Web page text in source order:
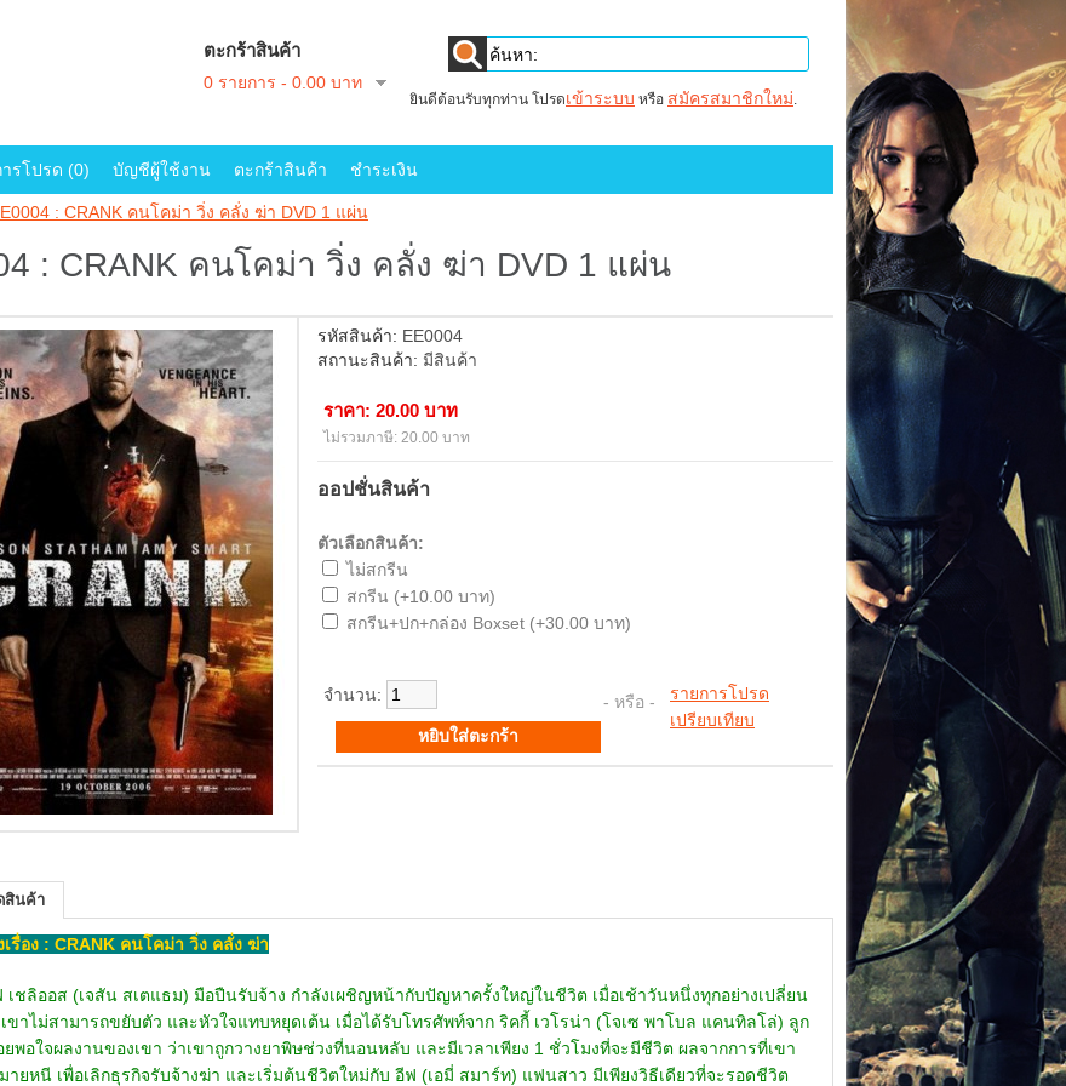
ตะกร้าสินค้า
0 รายการ - 0.00 บาท
ยินดีต้อนรับทุกท่าน โปรดเข้าระบบ หรือ สมัครสมาชิกใหม่.
รโปรด (0) บัญชีผู้ใช้งาน ตะกร้าสินค้า ชำระเงิน
: CRANK คนโคม่า วิ่ง คลั่ง ฆ่า DVD 1 แผ่น
: CRANK คนโคม่า วิ่ง คลั่ง ฆ่า DVD 1 แผ่น
รหัสสินค้า: EE0004
สถานะสินค้า: มีสินค้า
ราคา: 20.00 บาท
ไม่รวมภาษี: 20.00 บาท
ออปชั่นสินค้า
ตัวเลือกสินค้า:
ไม่สกรีน
สกรีน (+10.00 บาท)
สกรีน+ปก+กล่อง Boxset (+30.00 บาท)
จำนวน: - หรือ - รายการโปรด
เปรียบเทียบ
สินค้า
เรื่อง : CRANK คนโคม่า วิ่ง คลั่ง ฆ่า
ออส (เจสัน สเตแธม) มือปืนรับจ้าง กำลังเผชิญหน้ากับปัญหาครั้งใหญ่ในชีวิต เมื่อเช้าวันหนึ่งทุกอย่างเปลี่ยน
เขาไม่สามารถขยับตัว และหัวใจแทบหยุดเต้น เมื่อได้รับโทรศัพท์จาก ริคกี้ เวโรน่า (โจเซ พาโบล แคนทิลโล่) ลูก
พอใจผลงานของเขา ว่าเขาถูกวางยาพิษช่วงที่นอนหลับ และมีเวลาเพียง 1 ชั่วโมงที่จะมีชีวิต ผลจากการที่เขา
ายหนี เพื่อเลิกธุรกิจรับจ้างฆ่า และเริ่มต้นชีวิตใหม่กับ อีฟ (เอมี่ สมาร์ท) แฟนสาว มีเพียงวิธีเดียวที่จะรอดชีวิต